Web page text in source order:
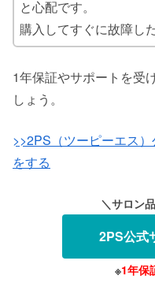
と心配です。
購入してすぐに故障し
1年保証やサポートを受
しょう。
>>2PS（ツーピーエス
をする
＼サロン
2PS公式
※1年保